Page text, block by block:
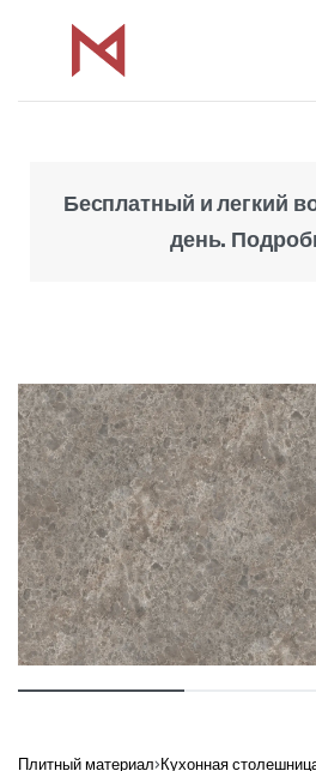
Бесплатный и легкий
день.
Плитный материал› Кухонная